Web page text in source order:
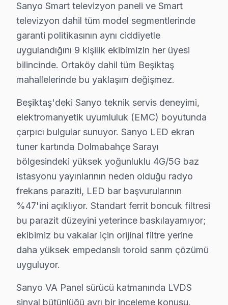
Neden Beşiktaş'de Sanyo teknik desteği
Beşiktaş Sanyo TV Ekran Anakart Profesyonel Servis ve Tamir
Beşiktaş'da Sanyo televizyon paneli'niz
• Beşiktaş'de 25+ sertifikalı teknisyen Sanyo
• Beşiktaş'de sadece orijinal parça kullanıyoruz. tüm
Tabii ki,, Dolmabahçe Sarayı, BJK Stadyumu,
Sanyo TV'lerde Sık Görülen Arızalar
Sanyo televizyonlar kaliteli yapısıyla öne çıksa da
Sanyo LED televizyon ünitesi ve VA Panel
Panel sorunu da Sanyo kullanıcılarının sıkça
LED bar: bu TV'ın LED akıllı TV mimarisi, bu tür
Son olarak T-Con: Beşiktaş bölgesinde buna benzer
» Beşiktaş'de bu marka VA Panel ve LED panel LED
Beşiktaş × Sanyo: Yerel İçerik ve Deneyim
Beşiktaş'de Sanyo onarım maliyetini belirleyen
İkinci faktör — Arıza derinliği: Yüzeysel LED bar
Sanyo Smart televizyon paneli ve Smart
televizyon dahil tüm model segmentlerinde
garanti politikasının aynı ciddiyetle
uygulandığını 9 kişilik ekibimizin her üyesi
bilincinde. Ortaköy dahil tüm Beşiktaş
mahallelerinde bu yaklaşım değişmez.
Beşiktaş'deki Sanyo teknik servis deneyimi,
elektromanyetik uyumluluk (EMC) boyutunda
çarpıcı bulgular sunuyor. Sanyo LED ekran
tuner kartında Dolmabahçe Sarayı
bölgesindeki yüksek yoğunluklu 4G/5G baz
istasyonu yayınlarının neden olduğu radyo
frekans paraziti, LED bar başvurularının
%47'ini açıklıyor. Standart ferrit boncuk filtresi
bu parazit düzeyini yeterince baskılayamıyor;
ekibimiz bu vakalar için orijinal filtre yerine
daha yüksek empedanslı toroid sarım çözümü
uyguluyor.
Sanyo VA Panel sürücü katmanında LVDS
sinyal bütünlüğü ayrı bir inceleme konusu.